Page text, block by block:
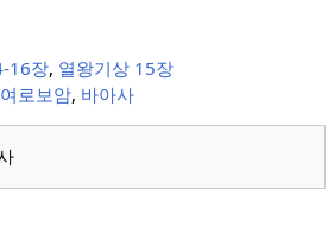
16장, 열왕기상 15장
여로보암, 바아사